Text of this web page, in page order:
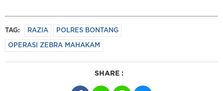
TAG: RAZIA POLRES BONTANG
OPERASI ZEBRA MAHAKAM
SHARE :